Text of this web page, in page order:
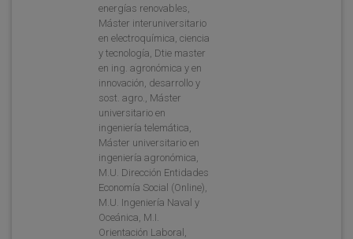
energías renovables,
Máster interuniversitario
en electroquímica, ciencia
y tecnología, Dtie master
en ing. agronómica y en
innovación, desarrollo y
sost. agro., Máster
universitario en
ingeniería telemática,
Máster universitario en
ingeniería agronómica,
M.U. Dirección Entidades
Economía Social (Online),
M.U. Ingeniería Naval y
Oceánica, M.I.
Orientación Laboral,